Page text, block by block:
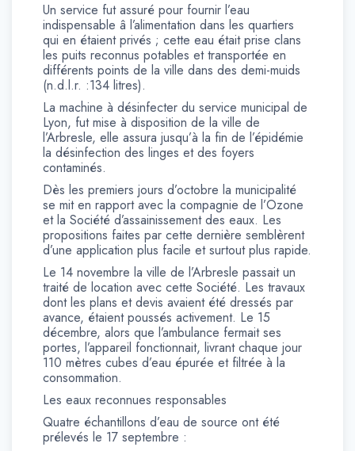
Un service fut assuré pour fournir l’eau
indispensable â l’alimentation dans les quartiers
qui en étaient privés ; cette eau était prise clans
les puits reconnus potables et transportée en
différents points de la ville dans des demi-muids
(n.d.l.r. :134 litres).
La machine à désinfecter du service municipal de
Lyon, fut mise à disposition de la ville de
l’Arbresle, elle assura jusqu’à la fin de l’épidémie
la désinfection des linges et des foyers
contaminés.
Dès les premiers jours d’octobre la municipalité
se mit en rapport avec la compagnie de l’Ozone
et la Société d’assainissement des eaux. Les
propositions faites par cette dernière semblèrent
d’une application plus facile et surtout plus rapide.
Le 14 novembre la ville de l’Arbresle passait un
traité de location avec cette Société. Les travaux
dont les plans et devis avaient été dressés par
avance, étaient poussés activement. Le 15
décembre, alors que l’ambulance fermait ses
portes, l’appareil fonctionnait, livrant chaque jour
110 mètres cubes d’eau épurée et filtrée à la
consommation.
Les eaux reconnues responsables
Quatre échantillons d’eau de source ont été
prélevés le 17 septembre :